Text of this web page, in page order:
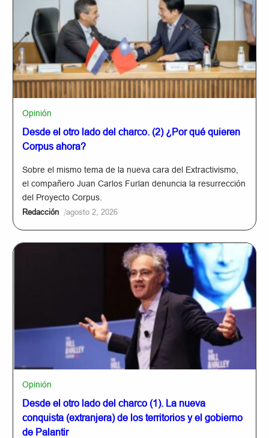
Opinión
Desde el otro lado del charco. (2) ¿Por qué quieren
Corpus ahora?
Sobre el mismo tema de la nueva cara del Extractivismo,
el compañero Juan Carlos Furlan denuncia la resurrección
del Proyecto Corpus.
Redacción /agosto 2, 2026
Opinión
Desde el otro lado del charco (1). La nueva
conquista (extranjera) de los territorios y el gobierno
de Palantir